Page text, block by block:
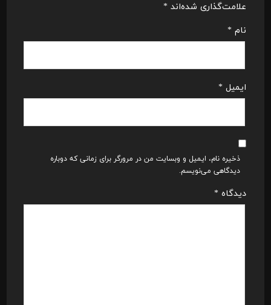
علامت‌گذاری شده‌اند *
نام *
ایمیل *
ذخیره نام، ایمیل و وبسایت من در مرورگر برای زمانی که دوباره
دیدگاهی می‌نویسم.
دیدگاه *